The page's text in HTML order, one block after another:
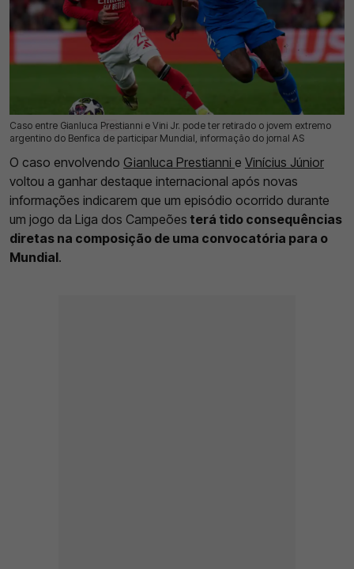
Caso entre Gianluca Prestianni e Vini Jr. pode ter retirado o jovem extremo
argentino do Benfica de participar Mundial, informação do jornal AS
30 Mai 2026 | 13:39 | 0
O caso envolvendo Gianluca Prestianni e Vinícius Júnior
voltou a ganhar destaque internacional após novas
informações indicarem que um episódio ocorrido durante
um jogo da Liga dos Campeões terá tido consequências
diretas na composição de uma convocatória para o
Mundial.